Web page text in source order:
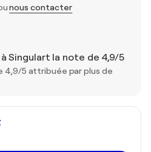
nous contacter
Singulart la note de 4,9/5
4,9/5 attribuée par plus de